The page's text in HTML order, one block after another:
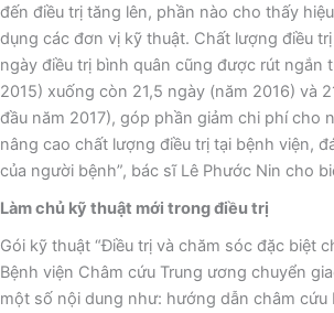
đến điều trị tăng lên, phần nào cho thấy
dụng các đơn vị kỹ thuật. Chất lượng điều
ngày điều trị bình quân cũng được rút ngắn
2015) xuống còn 21,5 ngày (năm 2016) và
đầu năm 2017), góp phần giảm chi phí cho
nâng cao chất lượng điều trị tại bệnh viện,
của người bệnh”, bác sĩ Lê Phước Nin cho
Làm chủ kỹ thuật mới trong điều trị
Gói kỹ thuật “Điều trị và chăm sóc đặc biệt
Bệnh viện Châm cứu Trung ương chuyển
một số nội dung như: hướng dẫn châm cứu